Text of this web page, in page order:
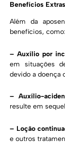
Benefícios Extras
Além da
benefícios, como:
– Auxílio por
em situações
devido a doença
– Auxílio-
resulte em
– Loção
e outros